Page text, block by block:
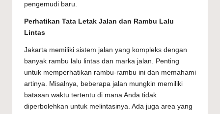
pengemudi baru.
Perhatikan Tata Letak Jalan dan Rambu Lalu
Lintas
Jakarta memiliki sistem jalan yang kompleks dengan
banyak rambu lalu lintas dan marka jalan. Penting
untuk memperhatikan rambu-rambu ini dan memahami
artinya. Misalnya, beberapa jalan mungkin memiliki
batasan waktu tertentu di mana Anda tidak
diperbolehkan untuk melintasinya. Ada juga area yang